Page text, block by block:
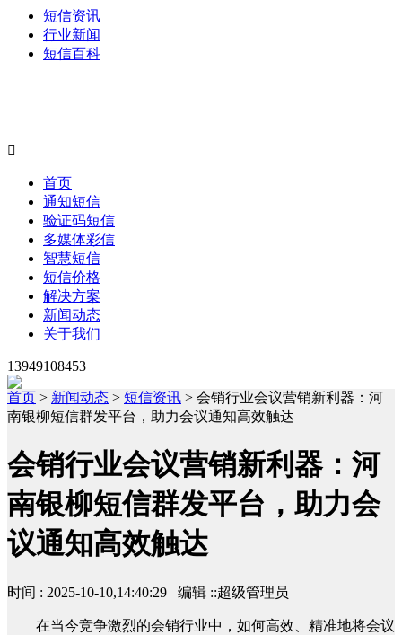
短信资讯
行业新闻
短信百科

首页
通知短信
验证码短信
多媒体彩信
智慧短信
短信价格
解决方案
新闻动态
关于我们
13949108453
首页 > 新闻动态 > 短信资讯 > 会销行业会议营销新利器：河
南银柳短信群发平台，助力会议通知高效触达
会销行业会议营销新利器：河
南银柳短信群发平台，助力会
议通知高效触达
时间 : 2025-10-10,14:40:29 编辑 ::超级管理员
在当今竞争激烈的会销行业中，如何高效、精准地将会议